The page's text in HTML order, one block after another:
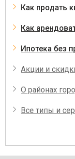
Как продать
Как
Ипотека без
Акции и
О районах
Все типы и